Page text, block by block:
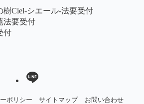
樹Ciel-シエール-法要受付
法要受付
付
ポリシー サイトマップ お問い合わせ